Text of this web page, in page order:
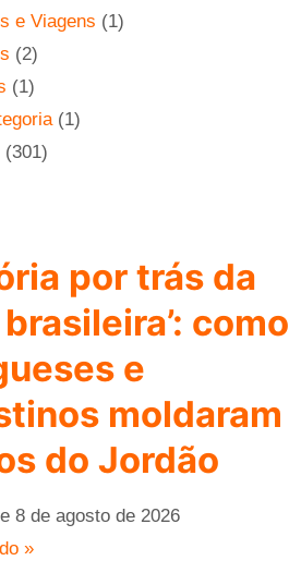
e Viagens (1)
(2)
(1)
(1)
(301)
por trás da
brasileira’: como
e
moldaram
do Jordão
8 de agosto de 2026
»